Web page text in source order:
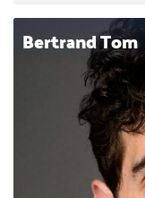
Bertrand Tom